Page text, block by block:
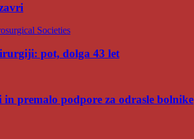
pot, dolga 43 let
premalo podpore za odrasle bolnike